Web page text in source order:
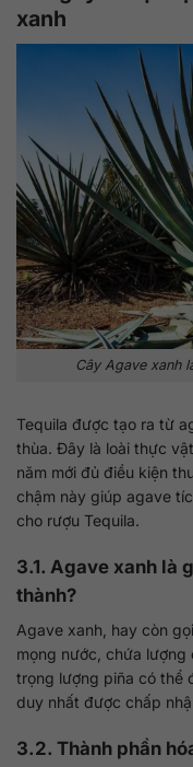
xanh
Cây Agave xanh
Tequila được tạo ra từ
thùa. Đây là loài thực
năm mới đủ điều kiện
chậm này giúp agave
cho rượu Tequila.
3.1. Agave xanh là
thành?
Agave xanh, hay còn
mọng nước, chứa lượng
trọng lượng piña có thể
duy nhất được chấp
3.2. Thành phần